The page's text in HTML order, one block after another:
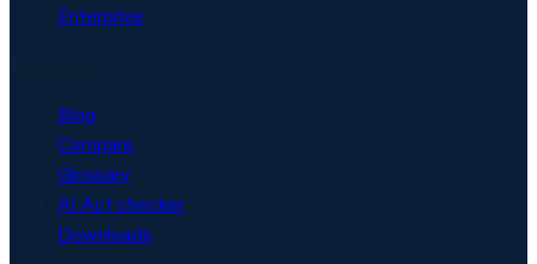
Enterprise
Blog
Compare
Glossary
AI Act checker
Downloads